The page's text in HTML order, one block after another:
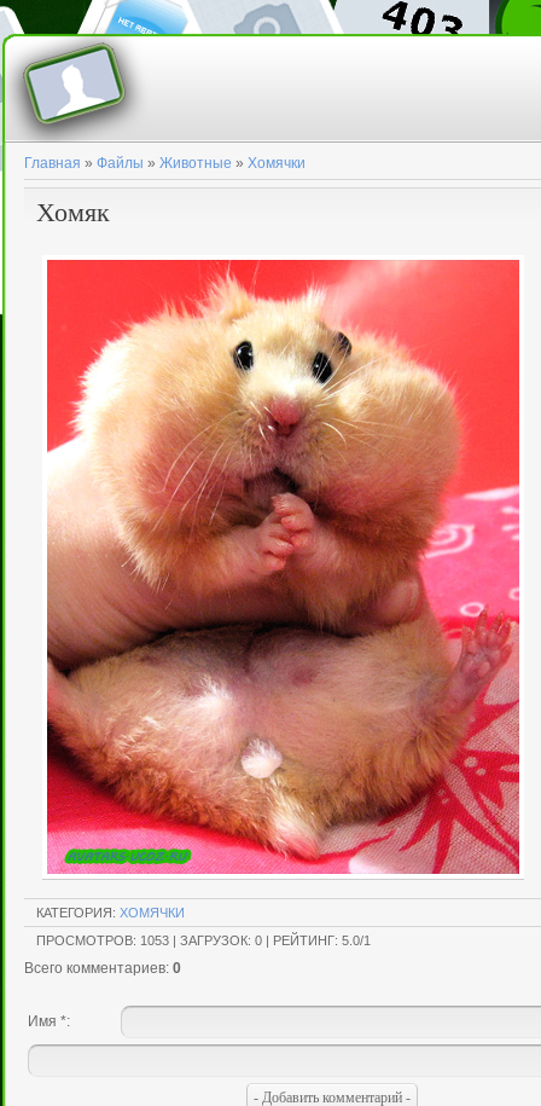
Главная » Файлы » Животные » Хомячки
Хомяк
КАТЕГОРИЯ: ХОМЯЧКИ
ПРОСМОТРОВ: 1053 | ЗАГРУЗОК: 0 | РЕЙТИНГ: 5.0/1
Всего комментариев: 0
Имя *: